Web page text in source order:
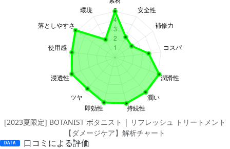
[2023夏限定] BOTANIST ボタニスト | リフレッシュ トリートメント
【ダメージケア】解析チャート
DATA 口コミによる評価